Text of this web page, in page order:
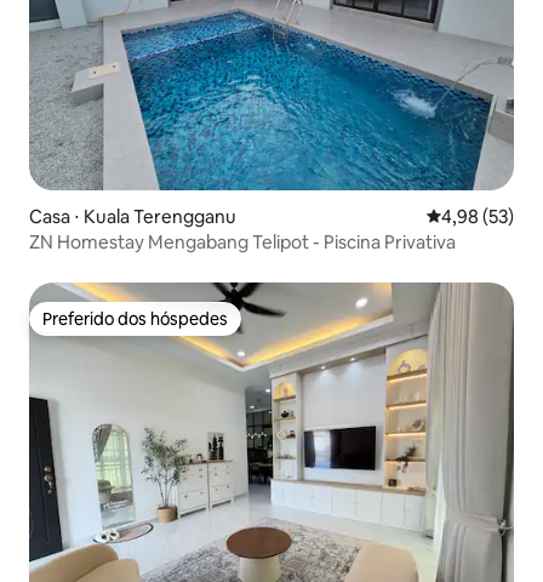
Casa ⋅ Kuala Terengganu 4,98 de uma
4,98 (53)
ZN Homestay Mengabang Telipot - Piscina Privativa
Preferido dos hóspedes
Preferido dos hóspedes